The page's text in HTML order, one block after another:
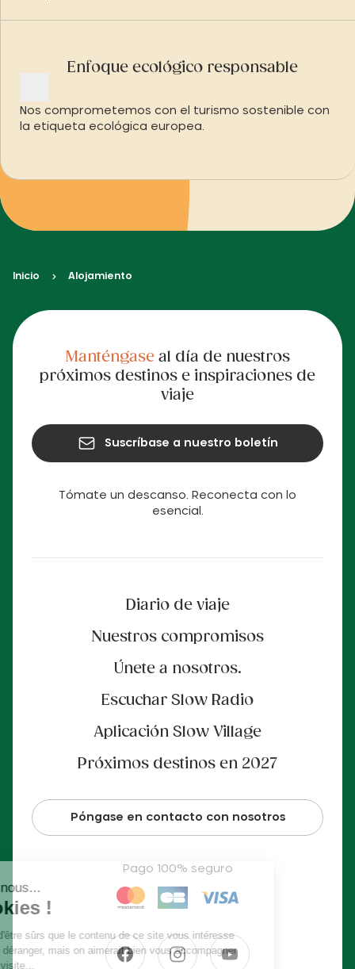
Enfoque ecológico responsable
Nos comprometemos con el turismo sostenible con
la etiqueta ecológica europea.
Inicio Alojamiento
Tómate un descanso. Reconecta con lo
esencial.
Diario de viaje
Nuestros compromisos
Únete a nosotros.
Escuchar Slow Radio
Aplicación Slow Village
Próximos destinos en 2027
Póngase en contacto con nosotros
Pago 100% seguro
Manténgaseal día de nuestros
próximos destinos e inspiraciones de
viaje
Suscríbase a nuestro boletín